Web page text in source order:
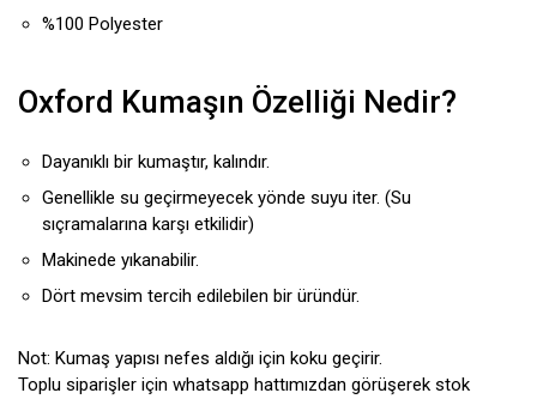
%100 Polyester
Oxford Kumaşın Özelliği Nedir?
Dayanıklı bir kumaştır, kalındır.
Genellikle su geçirmeyecek yönde suyu iter. (Su
sıçramalarına karşı etkilidir)
Makinede yıkanabilir.
Dört mevsim tercih edilebilen bir üründür.
Not: Kumaş yapısı nefes aldığı için koku geçirir.
Toplu siparişler için whatsapp hattımızdan görüşerek stok